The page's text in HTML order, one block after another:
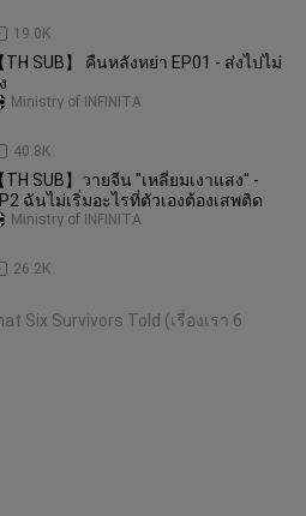
19.0K
【TH SUB】 คืนหลังหย่า EP01 - ส่งไปไม่
40.8K
Ministry of INFINITA
【TH SUB】วายจีน "เหลี่ยมเงาแสง" -
ฉันไม่เริ่มอะไรที่ตัวเองต้องเสพติด
26.2K
Ministry of INFINITA
Six Survivors Told (เรื่องเรา 6